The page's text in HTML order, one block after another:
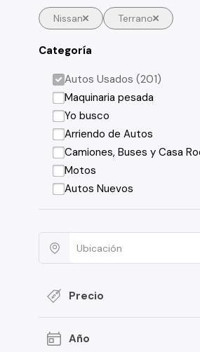
Nissan Terrano
Categoría
Autos Usados (201)
Maquinaria pesada
Yo busco
Arriendo de Autos
Camiones, Buses y Casa
Motos
Autos Nuevos
Precio
Año